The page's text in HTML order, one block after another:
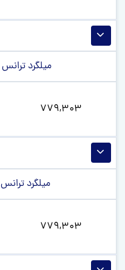
میلگرد ترانس 85 فولاد آلیاژی یزد
779,303
میلگرد ترانس 90 فولاد آلیاژی یزد
779,303